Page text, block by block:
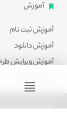
آموزش
آموزش ثبت نام
آموزش دانلود
آموزش ویرایش
کلیه حقوق این سایت